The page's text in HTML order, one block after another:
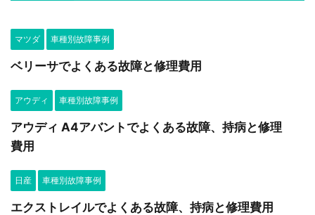
マツダ 車種別故障事例
ベリーサでよくある故障と修理費用
アウディ 車種別故障事例
アウディ A4アバントでよくある故障、持病と修理
費用
日産 車種別故障事例
エクストレイルでよくある故障、持病と修理費用